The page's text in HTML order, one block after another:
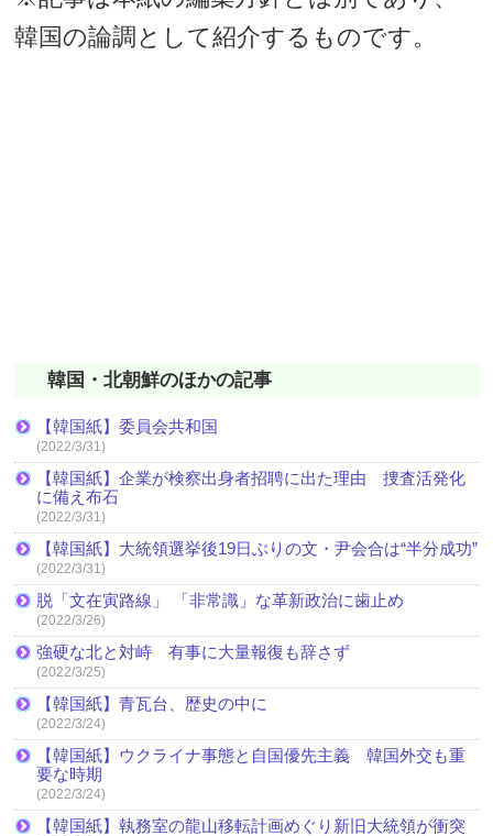
韓国の論調として紹介するものです。
韓国・北朝鮮のほかの記事
【韓国紙】委員会共和国
(2022/3/31)
【韓国紙】企業が検察出身者招聘に出た理由 捜査活発化
に備え布石
(2022/3/31)
【韓国紙】大統領選挙後19日ぶりの文・尹会合は“半分成功”
(2022/3/31)
脱「文在寅路線」 「非常識」な革新政治に歯止め
(2022/3/26)
強硬な北と対峙 有事に大量報復も辞さず
(2022/3/25)
【韓国紙】青瓦台、歴史の中に
(2022/3/24)
【韓国紙】ウクライナ事態と自国優先主義 韓国外交も重
要な時期
(2022/3/24)
【韓国紙】執務室の龍山移転計画めぐり新旧大統領が衝突